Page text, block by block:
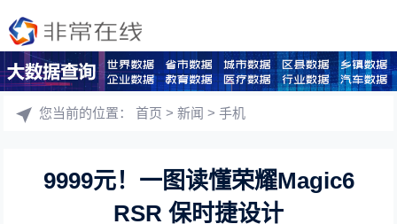
您当前的位置：首页 >新闻 >手机
9999元！一图读懂荣耀Magic6
RSR 保时捷设计